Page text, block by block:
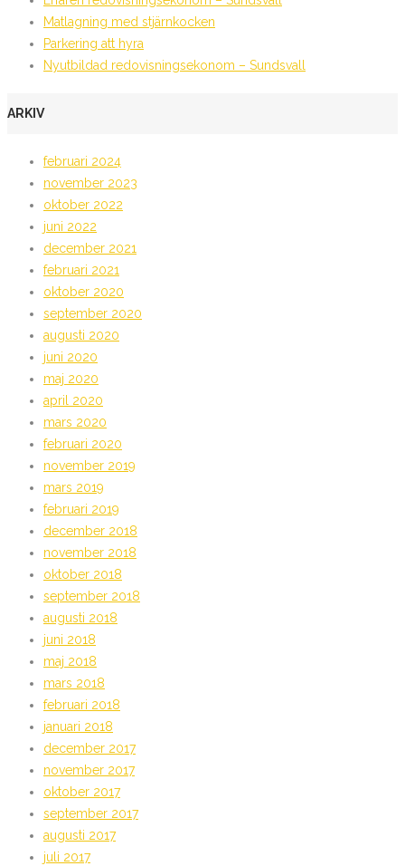
Matlagning med stjärnkocken
Parkering att hyra
Nyutbildad redovisningsekonom – Sundsvall
ARKIV
februari 2024
november 2023
oktober 2022
juni 2022
december 2021
februari 2021
oktober 2020
september 2020
augusti 2020
juni 2020
maj 2020
april 2020
mars 2020
februari 2020
november 2019
mars 2019
februari 2019
december 2018
november 2018
oktober 2018
september 2018
augusti 2018
juni 2018
maj 2018
mars 2018
februari 2018
januari 2018
december 2017
november 2017
oktober 2017
september 2017
augusti 2017
juli 2017